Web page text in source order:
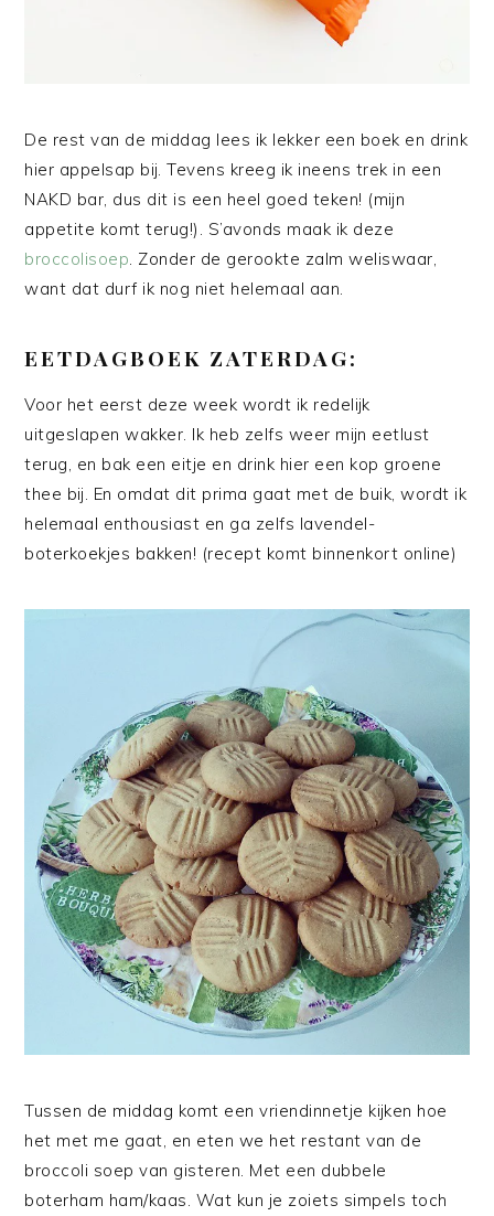
De rest van de middag lees ik lekker een boek en drink
hier appelsap bij. Tevens kreeg ik ineens trek in een
NAKD bar, dus dit is een heel goed teken! (mijn
appetite komt terug!). S’avonds maak ik deze
broccolisoep. Zonder de gerookte zalm weliswaar,
want dat durf ik nog niet helemaal aan.
EETDAGBOEK ZATERDAG:
Voor het eerst deze week wordt ik redelijk
uitgeslapen wakker. Ik heb zelfs weer mijn eetlust
terug, en bak een eitje en drink hier een kop groene
thee bij. En omdat dit prima gaat met de buik, wordt ik
helemaal enthousiast en ga zelfs lavendel-
boterkoekjes bakken! (recept komt binnenkort online)
Tussen de middag komt een vriendinnetje kijken hoe
het met me gaat, en eten we het restant van de
broccoli soep van gisteren. Met een dubbele
boterham ham/kaas. Wat kun je zoiets simpels toch